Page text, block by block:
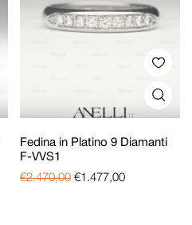
Fedina in Platino 9 Diamanti
F-VVS1
€2.470,00 €1.477,00